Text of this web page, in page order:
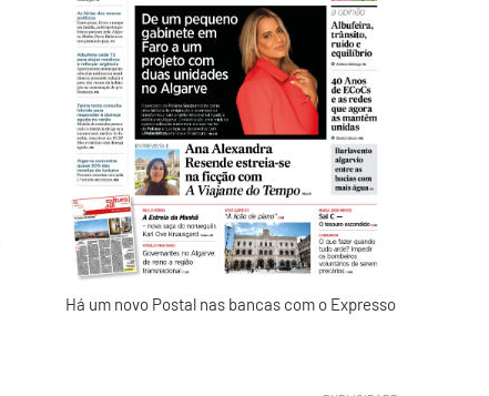
Há um novo Postal nas bancas com o Expresso